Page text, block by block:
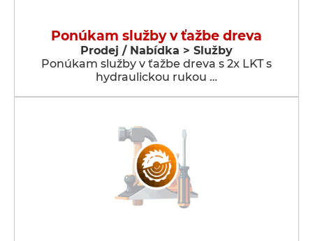
Ponúkam služby v ťažbe dreva
Prodej / Nabídka > Služby
Ponúkam služby v ťažbe dreva s 2x LKT s
hydraulickou rukou …